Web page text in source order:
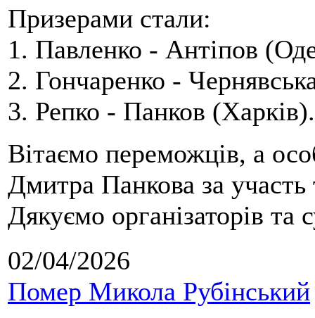
Призерами стали:
1. Павленко - Антіпов
2. Гончаренко -
3. Репко - Панков (Харків).
Вітаємо переможців, а
Дмитра Панкова за
Дякуємо організаторів та
02/04/2026
Помер Микола Рубінський